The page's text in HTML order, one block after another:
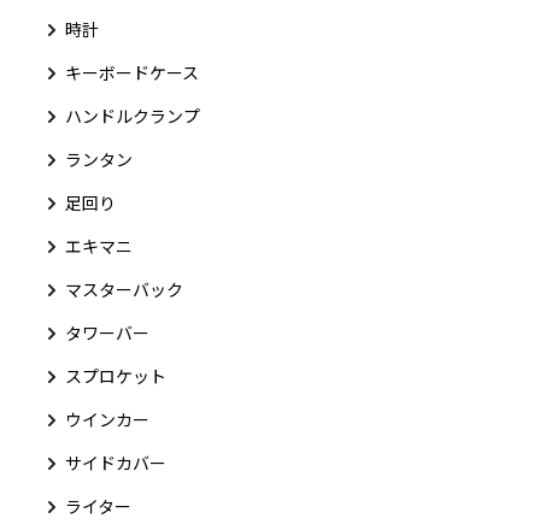
時計
キーボードケース
ハンドルクランプ
ランタン
足回り
エキマニ
マスターバック
タワーバー
スプロケット
ウインカー
サイドカバー
ライター